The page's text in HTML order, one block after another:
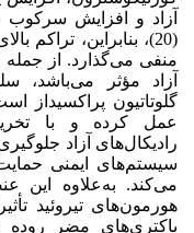
آزاد و افزایش سرکوب
(20)، بنابراین،
منفی می‌گذارد. از جمله
آزاد مؤثر می‌باشد،
گلوتاتیون
عمل کرده و با
سیستم‌های ایمنی
می‌کند. به‌علاوه این
هورمون‌های تیروئید